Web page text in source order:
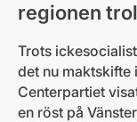
regionen
Trots
det nu maktskifte
Centerpartiet
en röst på